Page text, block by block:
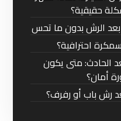
حقيقية؟
بعد الرش بدون ما تحس
احترافية؟
الحادث: متى يكون
أمان؟
رش باب أو رفرف؟